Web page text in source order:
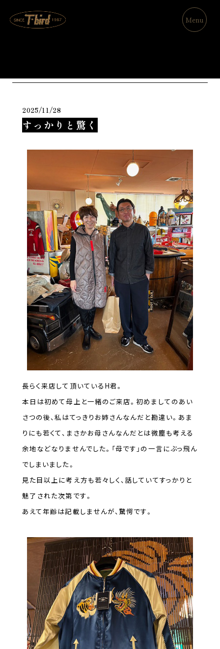
Menu
2025/11/28
すっかりと驚く
長らく来店して頂いているH君。
本日は初めて母上と一緒のご来店。初めましてのあい
さつの後、私はてっきりお姉さんなんだと勘違い。あま
りにも若くて、まさかお母さんなんだとは微塵も考える
余地などなりませんでした。「母です」の一言にぶっ飛ん
でしまいました。
見た目以上に考え方も若々しく、話していてすっかりと
魅了された次第です。
あえて年齢は記載しませんが、驚愕です。